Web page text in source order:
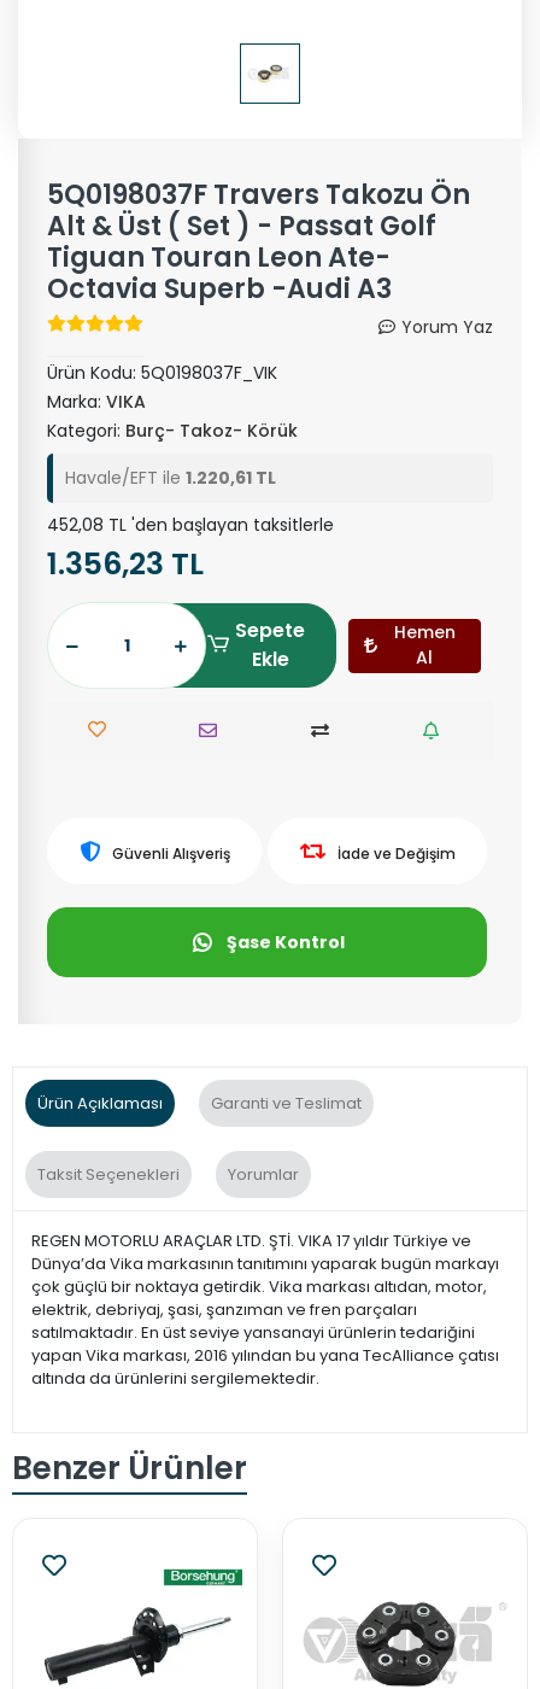
5Q0198037F Travers Takozu Ön
Alt & Üst ( Set ) - Passat Golf
Tiguan Touran Leon Ate-
Octavia Superb -Audi A3
Yorum Yaz
Ürün Kodu: 5Q0198037F_VIK
Marka: VIKA
Kategori: Burç- Takoz- Körük
Havale/EFT ile 1.220,61 TL
452,08 TL 'den başlayan taksitlerle
1.356,23 TL
Sepete
Ekle
Hemen
Al
Güvenli Alışveriş İade ve Değişim
Şase Kontrol
Ürün Açıklaması Garanti ve Teslimat
Taksit Seçenekleri Yorumlar
REGEN MOTORLU ARAÇLAR LTD. ŞTİ. VIKA 17 yıldır Türkiye ve
Dünya’da Vika markasının tanıtımını yaparak bugün markayı
çok güçlü bir noktaya getirdik. Vika markası altıdan, motor,
elektrik, debriyaj, şasi, şanzıman ve fren parçaları
satılmaktadır. En üst seviye yansanayi ürünlerin tedariğini
yapan Vika markası, 2016 yılından bu yana TecAlliance çatısı
altında da ürünlerini sergilemektedir.
Benzer Ürünler